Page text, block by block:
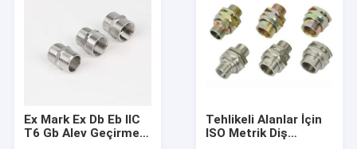
Ex Mark Ex Db Eb IIC
T6 Gb Alev Geçirmez
Tehlikeli Alanlar İçin
ISO Metrik Diş